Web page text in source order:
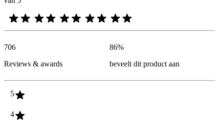
706
Reviews & awards
86%
beveelt dit product aan
5
4